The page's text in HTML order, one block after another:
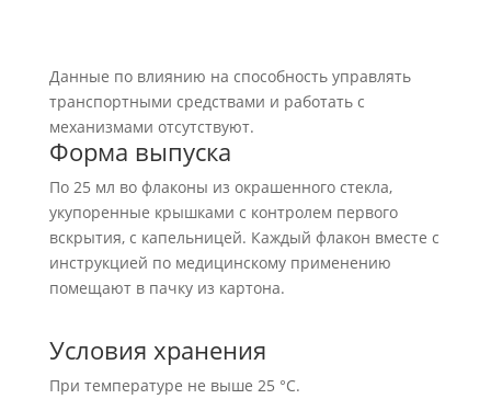
Данные по влиянию на способность управлять
транспортными средствами и работать с
механизмами отсутствуют.
Форма выпуска
По 25 мл во флаконы из окрашенного стекла,
укупоренные крышками с контролем первого
вскрытия, с капельницей. Каждый флакон вместе с
инструкцией по медицинскому применению
помещают в пачку из картона.
Условия хранения
При температуре не выше 25 °С.